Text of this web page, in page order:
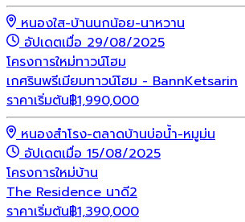
หนองใส-บ้านนกน้อย-นาหวาน
อัปเดตเมื่อ 29/08/2025
โครงการใหม่ทาวน์โฮม
เกศรินพรีเมียมทาวน์โฮม - BannKetsarin
ราคาเริ่มต้น฿1,990,000
หนองสำโรง-ตลาดบ้านบ่อน้ำ-หมูม่น
อัปเดตเมื่อ 15/08/2025
โครงการใหม่บ้าน
The Residence นาดี2
ราคาเริ่มต้น฿1,390,000